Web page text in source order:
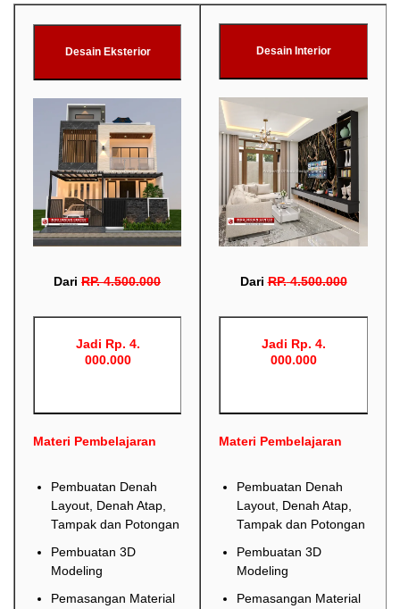
Desain Eksterior
Dari RP.4.500.000
Jadi Rp. 4.
000.000
Materi Pembelajaran
Pembuatan Denah
Layout, Denah Atap,
Tampak dan Potongan
Pembuatan 3D
Modeling
Pemasangan Material
Desain Interior
DariRP.4.500.000
Jadi Rp. 4.
000.000
Materi Pembelajaran
Pembuatan Denah
Layout, Denah Atap,
Tampak dan Potongan
Pembuatan 3D
Modeling
Pemasangan Material